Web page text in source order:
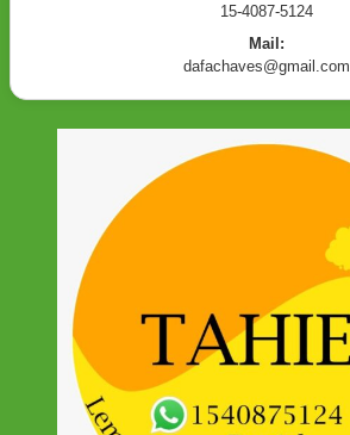
15-4087-5124
Mail:
dafachaves@gmail.com